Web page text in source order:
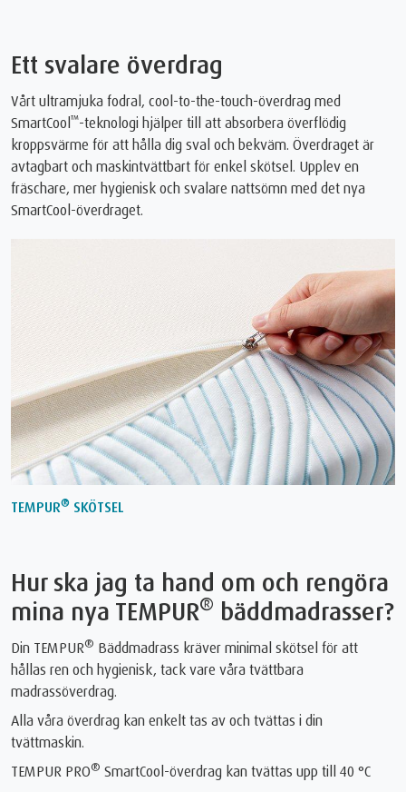
Ett svalare överdrag
Vårt ultramjuka fodral, cool-to-the-touch-överdrag med
SmartCool™-teknologi hjälper till att absorbera överflödig
kroppsvärme för att hålla dig sval och bekväm. Överdraget är
avtagbart och maskintvättbart för enkel skötsel. Upplev en
fräschare, mer hygienisk och svalare nattsömn med det nya
SmartCool-överdraget.
TEMPUR® SKÖTSEL
Hur ska jag ta hand om och rengöra
mina nya TEMPUR® bäddmadrasser?
Din TEMPUR® Bäddmadrass kräver minimal skötsel för att
hållas ren och hygienisk, tack vare våra tvättbara
madrassöverdrag.
Alla våra överdrag kan enkelt tas av och tvättas i din
tvättmaskin.
TEMPUR PRO® SmartCool-överdrag kan tvättas upp till 40 °C